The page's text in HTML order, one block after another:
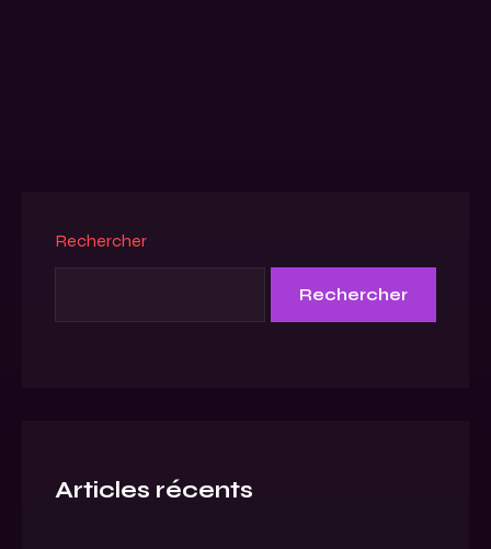
Rechercher
Rechercher
Articles récents